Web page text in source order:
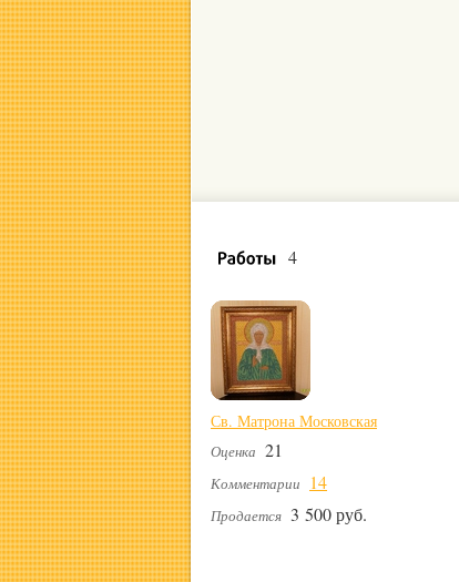
4
Св. Матрона Московская
Оценка 21
Комментарии 14
Продается 3 500 руб.